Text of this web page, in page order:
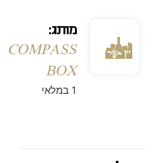
מותג:
COMPASS
BOX